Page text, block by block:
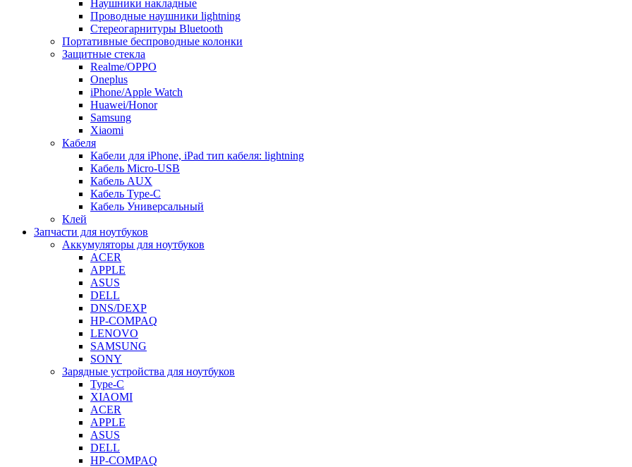
Наушники накладные
Проводные наушники lightning
Стереогарнитуры Bluetooth
Портативные беспроводные колонки
Защитные стекла
Realme/OPPO
Oneplus
iPhone/Apple Watch
Huawei/Honor
Samsung
Xiaomi
Кабеля
Кабели для iPhone, iPad тип кабеля: lightning
Кабель Micro-USB
Кабель AUX
Кабель Type-C
Кабель Универсальный
Клей
Запчасти для ноутбуков
Аккумуляторы для ноутбуков
ACER
APPLE
ASUS
DELL
DNS/DEXP
HP-COMPAQ
LENOVO
SAMSUNG
SONY
Зарядные устройства для ноутбуков
Type-C
XIAOMI
ACER
APPLE
ASUS
DELL
HP-COMPAQ